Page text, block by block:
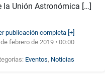
la Unión Astronómica […]
publicación completa [+]
febrero de 2019 • 00:00
Eventos, Noticias